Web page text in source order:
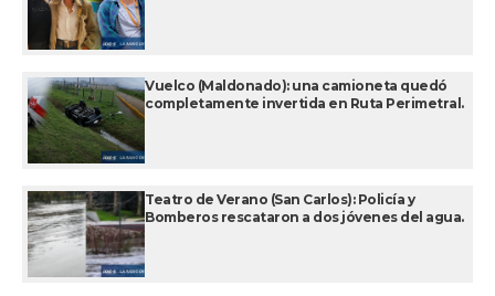
Vuelco (Maldonado): una camioneta quedó
completamente invertida en Ruta Perimetral.
Teatro de Verano (San Carlos): Policía y
Bomberos rescataron a dos jóvenes del agua.